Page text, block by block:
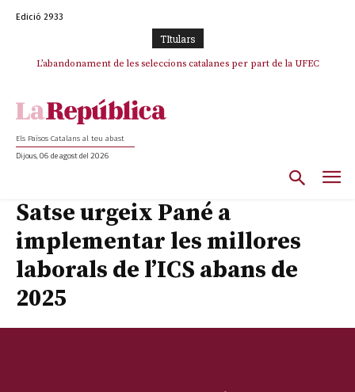
Edició 2933
TItulars
L’abandonament de les seleccions catalanes per part de la UFEC
TV3 perd el lideratge després de 23 mesos: Una deriva sense continguts i
Els Països Catalans al teu abast
Dijous, 06 de agost del 2026
Satse urgeix Pané a
implementar les millores
laborals de l’ICS abans de
2025